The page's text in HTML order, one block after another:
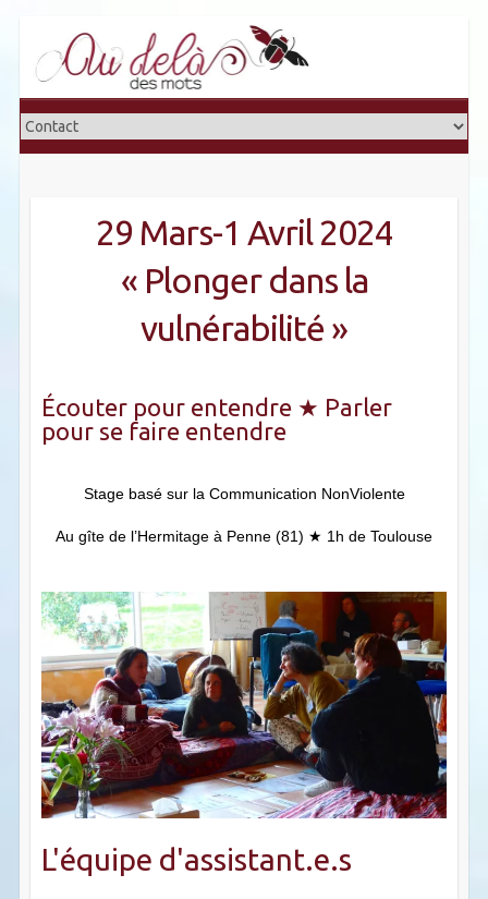
29 Mars-1 Avril 2024
« Plonger dans la
vulnérabilité »
Écouter pour entendre ★ Parler
pour se faire entendre
Stage basé sur la Communication NonViolente
Au gîte de l’Hermitage à Penne (81) ★ 1h de Toulouse
L'équipe d'assistant.e.s